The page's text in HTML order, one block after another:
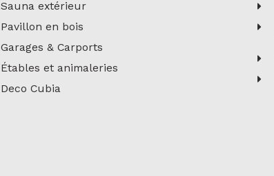
Sauna extérieur
Pavillon en bois
Garages & Carports
Étables et animaleries
Deco Cubia